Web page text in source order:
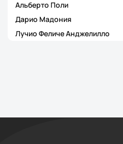
Альберто Поли
Дарио Мадония
Лучио Феличе Анджелилло